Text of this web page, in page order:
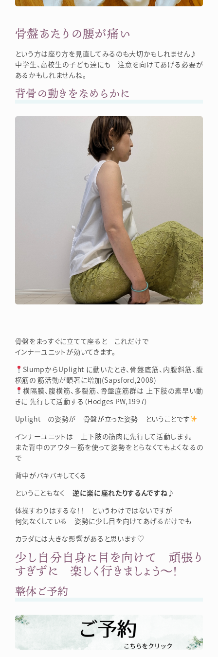
骨盤あたりの腰が痛い
という方は座り方を見直してみるのも大切かもしれません♪
中学生、高校生の子ども達にも 注意を向けてあげる必要が
あるかもしれませんね。
背骨の動きをなめらかに
骨盤をまっすぐに立てて座ると これだけで
インナーユニットが効いてきます。
SlumpからUplight に動いたとき、 骨盤底筋、内腹斜筋、腹
横筋の 筋活動が顕著に増加(Sapsford,2008)
横隔膜、腹横筋、多裂筋、骨盤底筋群は 上下肢の素早い動
きに 先行して活動する （Hodges PW,1997）
Uplight の姿勢が 骨盤が立った姿勢 ということです
インナーユニットは 上下肢の筋肉に先行して活動します。
また背中のアウター筋を使って姿勢をとらなくてもよくなるの
で
背中がバキバキしてくる
ということもなく 逆に楽に座れたりするんですね♪
体操すわりはするな！！ というわけではないですが
何気なくしている 姿勢に少し目を向けてあげるだけでも
カラダには大きな影響があると思います♡
少し自分自身に目を向けて 頑張り
すぎずに 楽しく行きましょう～！
整体ご予約